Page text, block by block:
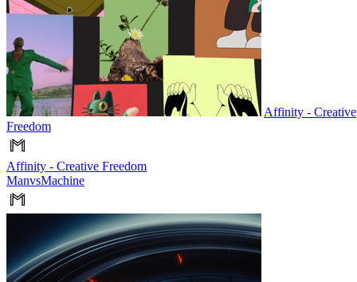
Affinity - Creative
Freedom
Affinity - Creative Freedom
ManvsMachine